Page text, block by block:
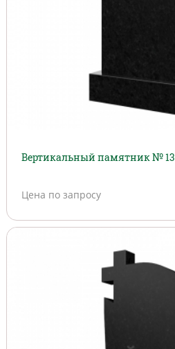
Вертикальный памятник № 13
Цена по запросу